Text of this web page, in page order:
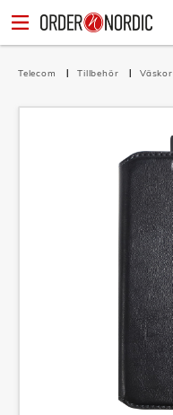
Telecom Tillbehör Väskor